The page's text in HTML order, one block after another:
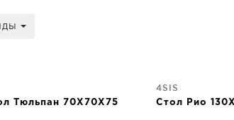
Тюльпан 70X70X75
4SIS
Стол Рио